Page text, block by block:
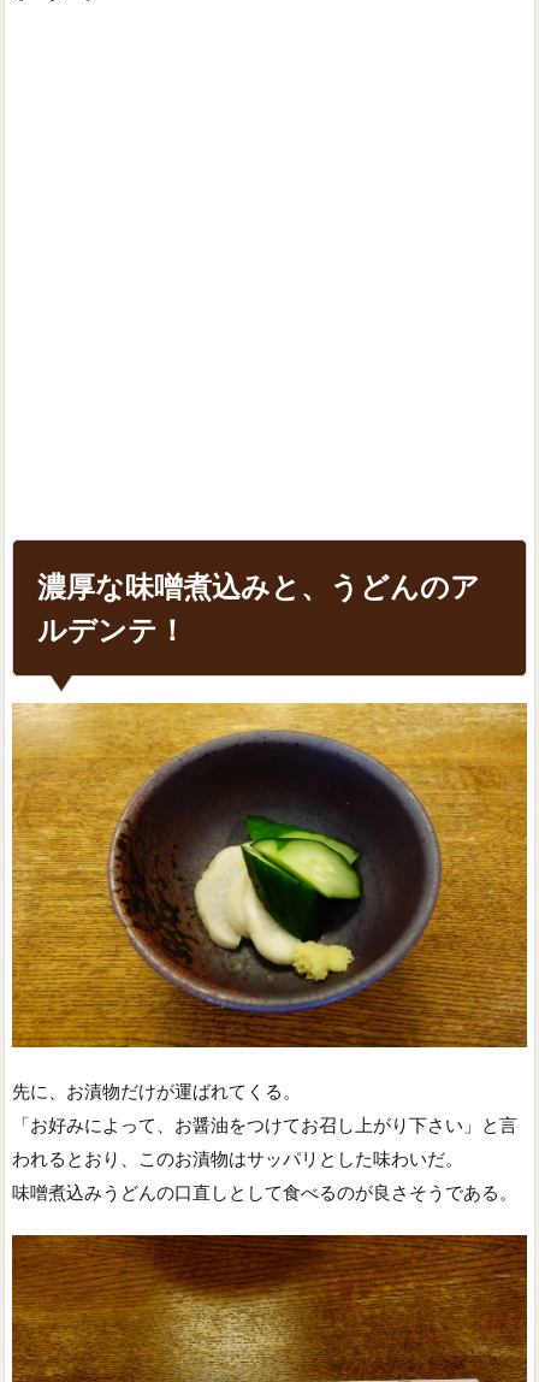
濃厚な味噌煮込みと、うどんのア
ルデンテ！
先に、お漬物だけが運ばれてくる。
「お好みによって、お醤油をつけてお召し上がり下さい」と言
われるとおり、このお漬物はサッパリとした味わいだ。
味噌煮込みうどんの口直しとして食べるのが良さそうである。